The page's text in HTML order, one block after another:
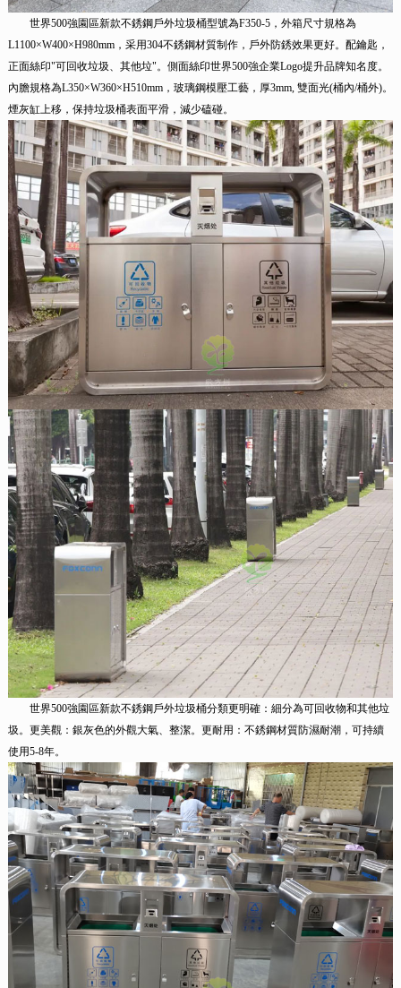
世界500強園區新款不銹鋼戶外垃圾桶型號為F350-5，外箱尺寸規格為
L1100×W400×H980mm，采用304不銹鋼材質制作，戶外防銹效果更好。配鑰匙，
正面絲印"可回收垃圾、其他垃"。側面絲印世界500強企業Logo提升品牌知名度。
內膽規格為L350×W360×H510mm，玻璃鋼模壓工藝，厚3mm,雙面光(桶內/桶外)。
煙灰缸上移，保持垃圾桶表面平滑，減少磕碰。
世界500強園區新款不銹鋼戶外垃圾桶分類更明確：細分為可回收物和其他垃
圾。更美觀：銀灰色的外觀大氣、整潔。更耐用：不銹鋼材質防濕耐潮，可持續
使用5-8年。